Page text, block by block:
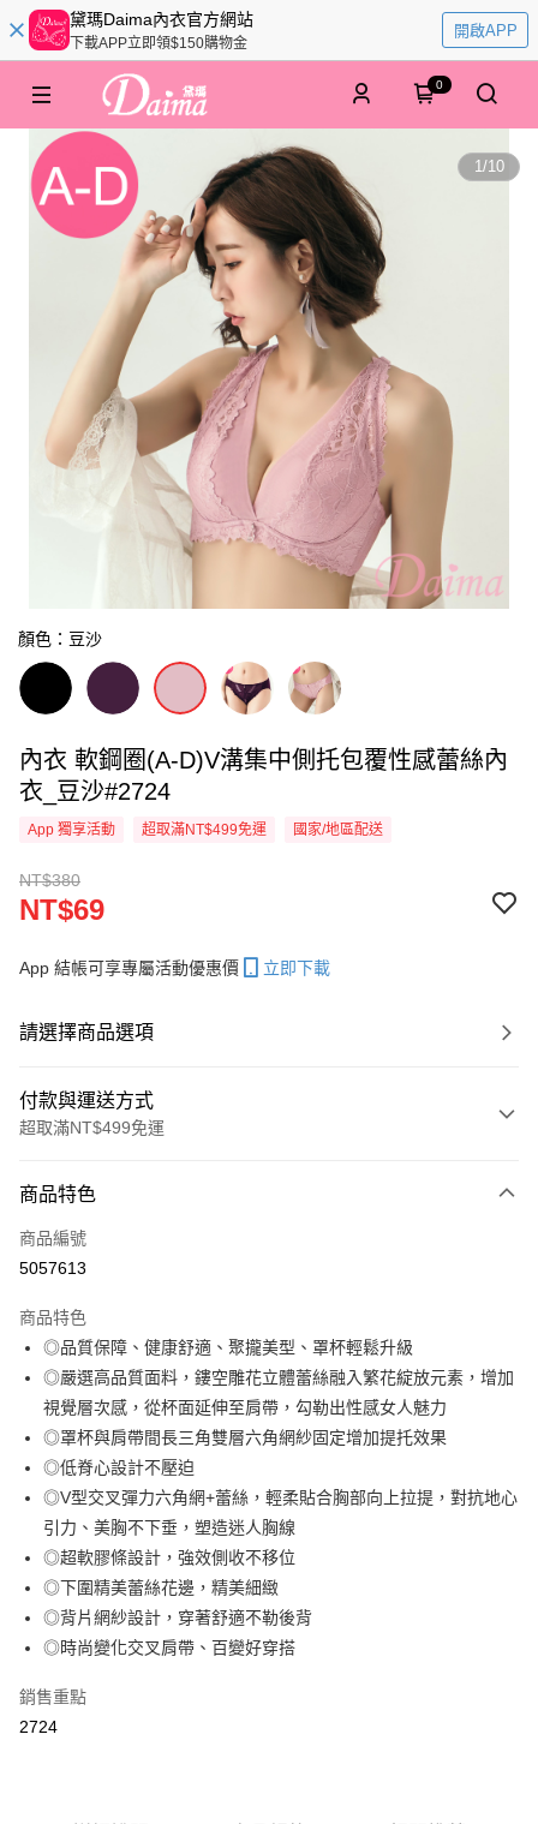
黛瑪Daima內衣官方網站
下載APP立即領$150購物金
開啟APP
0
1/10
顏色：豆沙
內衣 軟鋼圈(A-D)V溝集中側托包覆性感蕾絲內
衣_豆沙#2724
App 獨享活動 超取滿NT$499免運 國家/地區配送
NT$380
NT$69
App 結帳可享專屬活動優惠價 立即下載
請選擇商品選項
付款與運送方式
超取滿NT$499免運
信用卡一次付款
超商取貨付款
Apple Pay
街口支付
悠遊付
全盈+PAY
大哥付你分期
相關說明
【大哥付你分期使用說明】
1.本服務由台灣大哥大提供，台灣大哥大用戶可立即使用無須另外申請。
2.付款方式選擇「大哥付你分期」，訂單成立後會自動跳轉到大哥付的交易
流程，驗證手機門號後，選擇欲分期的期數、繳款截止日，確認付款後即完
4.訂單成立30分鐘內，如未前往確認交易或遇審核未通過，訂單將自動取
消。如遇「轉專審核」未通過狀況，表示未達大哥付你分期系統評分，恕無
AFTEE先享後付
相關說明
【關於「AFTEE先享後付」】
便利好安心！
２．便利：只要手機號碼，簡訊認證，即可結帳。
相關說明
「Hami Point」為中華電信所提供之點數服務，可於會員專區綁定中華電信
商品特色
商品編號
5057613
商品特色
◎品質保障、健康舒適、聚攏美型、罩杯輕鬆升級
◎嚴選高品質面料，鏤空雕花立體蕾絲融入繁花綻放元素，增加
視覺層次感，從杯面延伸至肩帶，勾勒出性感女人魅力
◎罩杯與肩帶間長三角雙層六角網紗固定增加提托效果
◎低脊心設計不壓迫
◎V型交叉彈力六角網+蕾絲，輕柔貼合胸部向上拉提，對抗地心
引力、美胸不下垂，塑造迷人胸線
◎超軟膠條設計，強效側收不移位
◎下圍精美蕾絲花邊，精美細緻
◎背片網紗設計，穿著舒適不勒後背
◎時尚變化交叉肩帶、百變好穿搭
銷售重點
2724